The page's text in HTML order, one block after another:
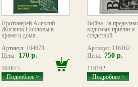
Протоиерей Алексий
Жиганов Поклоны в
храме и дома...
Артикул: 104673
Цена: 170 р.
104673
Подробнее >
Война. За
видимых причин и
следствий
Артикул: 116162
Цена: 750 р.
116162
Подробнее >